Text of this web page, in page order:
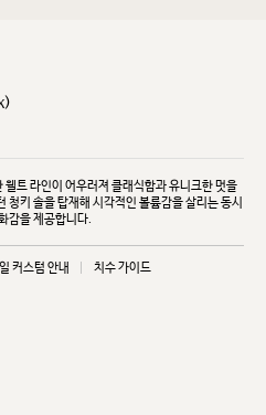
트 라인이 어우러져 클래식함과 유니크한 멋을
청키 솔을 탑재해 시각적인 볼륨감을 살리는 동시
감을 제공합니다.
커스텀 안내 치수 가이드